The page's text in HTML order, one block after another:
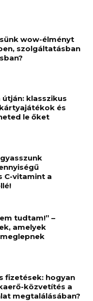
wow-élményt
szolgáltatásban
klasszikus
és
le őket
C-vitamint a
tudtam!” –
amelyek
fizetések: hogyan
közvetítés a
megtalálásában?